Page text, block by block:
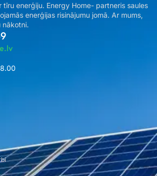
tīru enerģiju. Energy Home- partneris saules
enerģijas risinājumu jomā. Ar mums,